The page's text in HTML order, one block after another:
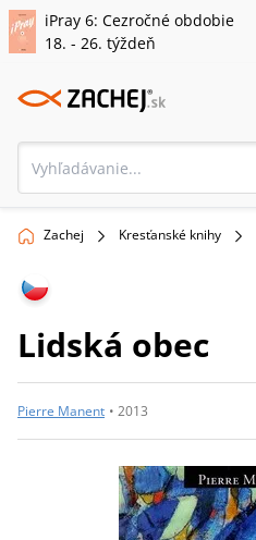
iPray 6: Cezročné obdobie
18. - 26. týždeň
Zachej Kresťanské knihy
Lidská obec
Pierre Manent • 2013